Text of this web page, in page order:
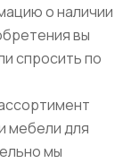
о наличии
вы
спросить по
мебели для
мы